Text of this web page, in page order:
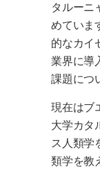
タルーニ
めていま
的なカイ
業界に導
課題につ
現在はブ
大学カタ
ス人類学
類学を教